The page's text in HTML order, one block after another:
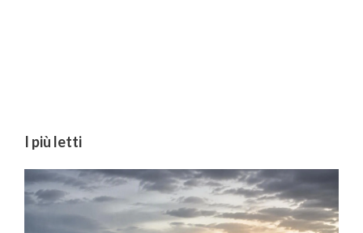
I più letti